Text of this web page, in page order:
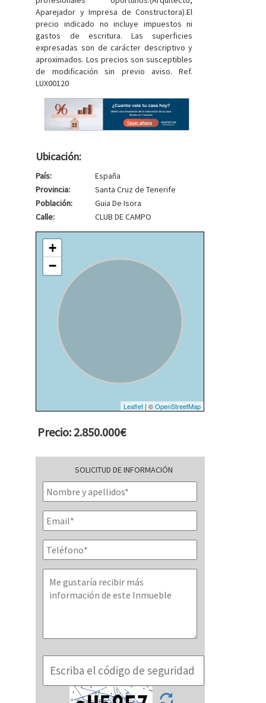
Aparejador y Impresa de Constructora).El
precio indicado no incluye impuestos ni
gastos de escritura. Las superficies
expresadas son de carácter descriptivo y
aproximados. Los precios son susceptibles
de modificación sin previo aviso. Ref.
LUX00120
Ubicación:
País:
España
Provincia:
Santa Cruz de Tenerife
Población:
Guia De Isora
Calle:
CLUB DE CAMPO
+
−
Leaflet | ©OpenStreetMap
Precio: 2.850.000€
SOLICITUD DE INFORMACIÓN